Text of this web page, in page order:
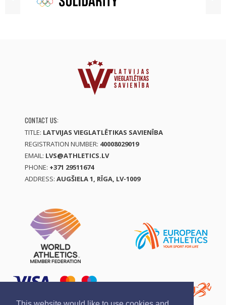
CONTACT US:
TITLE: LATVIJAS VIEGLATLĒTIKAS SAVIENĪBA
REGISTRATION NUMBER: 40008029019
EMAIL: LVS@ATHLETICS.LV
PHONE: +371 29511674
ADDRESS: AUGŠIELA 1, RĪGA, LV-1009